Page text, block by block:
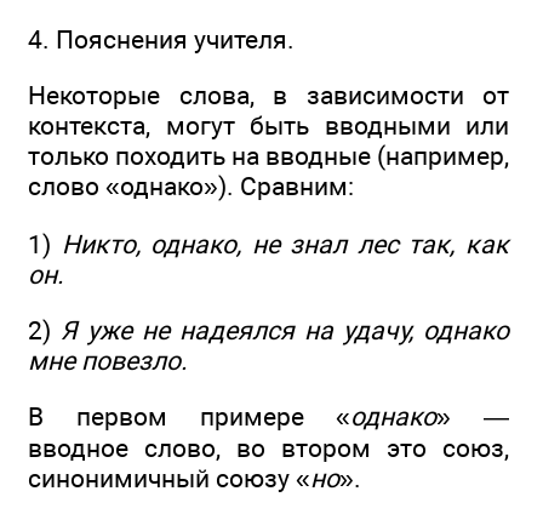
4. Пояснения учителя.
Некоторые слова, в зависимости от
контекста, могут быть вводными или
только походить на вводные (например,
слово «однако»). Сравним:
1) Никто, однако, не знал лес так, как
он.
2) Я уже не надеялся на удачу, однако
мне повезло.
В первом примере «однако» —
вводное слово, во втором это союз,
синонимичный союзу «но».